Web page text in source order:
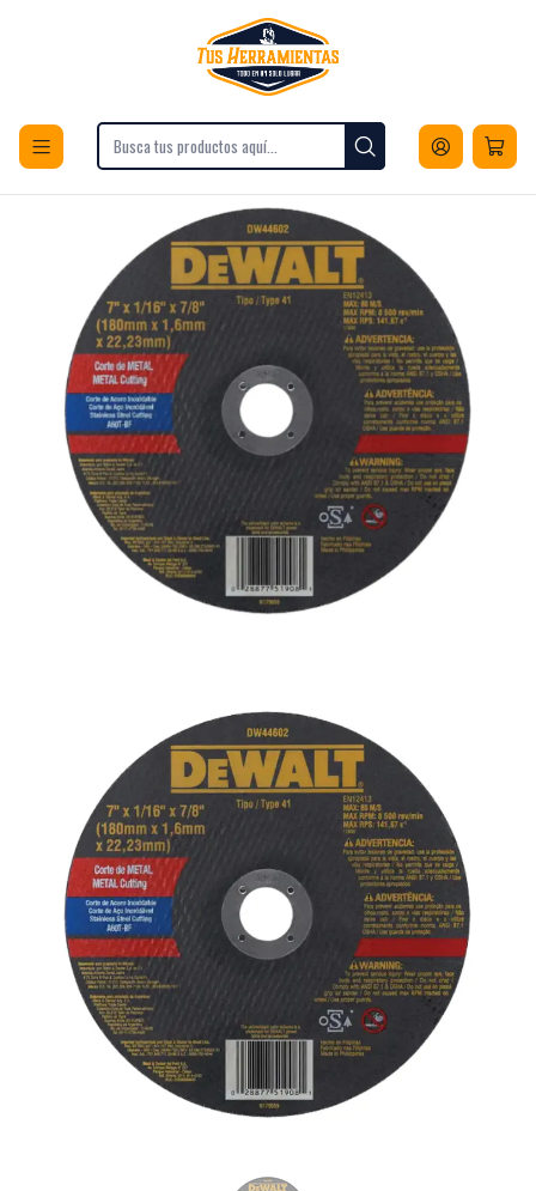
Envios a todo Chile
Accesorios para Herramientas
Disco De Corte Para Metal Dewalt 7'' 180mm DW44602